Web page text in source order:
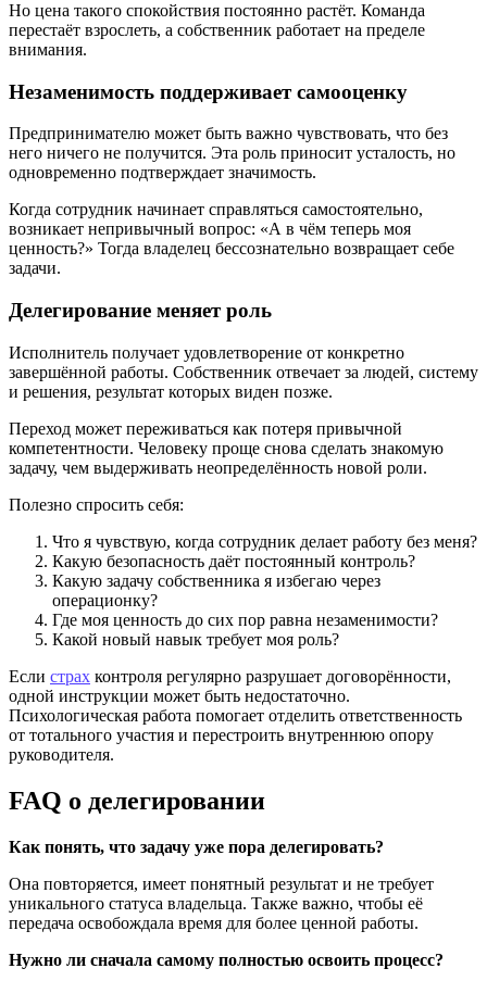
Но цена такого спокойствия постоянно растёт. Команда
перестаёт взрослеть, а собственник работает на пределе
внимания.
Незаменимость поддерживает самооценку
Предпринимателю может быть важно чувствовать, что без
него ничего не получится. Эта роль приносит усталость, но
одновременно подтверждает значимость.
Когда сотрудник начинает справляться самостоятельно,
возникает непривычный вопрос: «А в чём теперь моя
ценность?» Тогда владелец бессознательно возвращает себе
задачи.
Делегирование меняет роль
Исполнитель получает удовлетворение от конкретно
завершённой работы. Собственник отвечает за людей, систему
и решения, результат которых виден позже.
Переход может переживаться как потеря привычной
компетентности. Человеку проще снова сделать знакомую
задачу, чем выдерживать неопределённость новой роли.
Полезно спросить себя:
Что я чувствую, когда сотрудник делает работу без меня?
Какую безопасность даёт постоянный контроль?
Какую задачу собственника я избегаю через
операционку?
Где моя ценность до сих пор равна незаменимости?
Какой новый навык требует моя роль?
Если страх контроля регулярно разрушает договорённости,
одной инструкции может быть недостаточно.
Психологическая работа помогает отделить ответственность
от тотального участия и перестроить внутреннюю опору
руководителя.
FAQ о делегировании
Как понять, что задачу уже пора делегировать?
Она повторяется, имеет понятный результат и не требует
уникального статуса владельца. Также важно, чтобы её
передача освобождала время для более ценной работы.
Нужно ли сначала самому полностью освоить процесс?